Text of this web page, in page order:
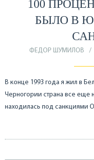
100
БЫЛО В
ФЕДОР ШУМИЛОВ
В конце 1993 года я жил в
Черногории страна все еще
находилась под санкциями